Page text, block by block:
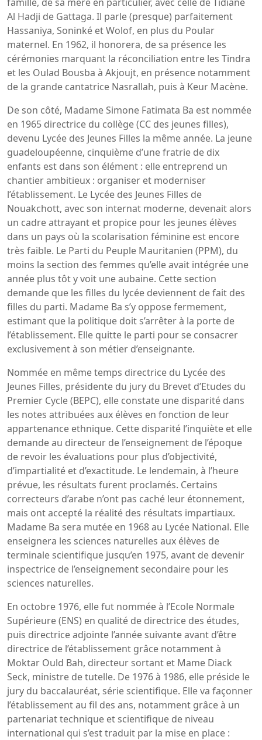
Al Hadji de Gattaga. Il parle (presque) parfaitement
Hassaniya, Soninké et Wolof, en plus du Poular
maternel. En 1962, il honorera, de sa présence les
cérémonies marquant la réconciliation entre les Tindra
et les Oulad Bousba à Akjoujt, en présence notamment
de la grande cantatrice Nasrallah, puis à Keur Macène.
De son côté, Madame Simone Fatimata Ba est nommée
en 1965 directrice du collège (CC des jeunes filles),
devenu Lycée des Jeunes Filles la même année. La jeune
guadeloupéenne, cinquième d’une fratrie de dix
enfants est dans son élément : elle entreprend un
chantier ambitieux : organiser et moderniser
l’établissement. Le Lycée des Jeunes Filles de
Nouakchott, avec son internat moderne, devenait alors
un cadre attrayant et propice pour les jeunes élèves
dans un pays où la scolarisation féminine est encore
très faible. Le Parti du Peuple Mauritanien (PPM), du
moins la section des femmes qu’elle avait intégrée une
année plus tôt y voit une aubaine. Cette section
demande que les filles du lycée deviennent de fait des
filles du parti. Madame Ba s’y oppose fermement,
estimant que la politique doit s’arrêter à la porte de
l’établissement. Elle quitte le parti pour se consacrer
exclusivement à son métier d’enseignante.
Nommée en même temps directrice du Lycée des
Jeunes Filles, présidente du jury du Brevet d’Etudes du
Premier Cycle (BEPC), elle constate une disparité dans
les notes attribuées aux élèves en fonction de leur
appartenance ethnique. Cette disparité l’inquiète et elle
demande au directeur de l’enseignement de l’époque
de revoir les évaluations pour plus d’objectivité,
d’impartialité et d’exactitude. Le lendemain, à l’heure
prévue, les résultats furent proclamés. Certains
correcteurs d’arabe n’ont pas caché leur étonnement,
mais ont accepté la réalité des résultats impartiaux.
Madame Ba sera mutée en 1968 au Lycée National. Elle
enseignera les sciences naturelles aux élèves de
terminale scientifique jusqu’en 1975, avant de devenir
inspectrice de l’enseignement secondaire pour les
sciences naturelles.
En octobre 1976, elle fut nommée à l’Ecole Normale
Supérieure (ENS) en qualité de directrice des études,
puis directrice adjointe l’année suivante avant d’être
directrice de l’établissement grâce notamment à
Moktar Ould Bah, directeur sortant et Mame Diack
Seck, ministre de tutelle. De 1976 à 1986, elle préside le
jury du baccalauréat, série scientifique. Elle va façonner
l’établissement au fil des ans, notamment grâce à un
partenariat technique et scientifique de niveau
international qui s’est traduit par la mise en place :